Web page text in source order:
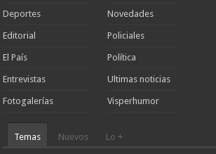
Deportes
Editorial
El País
Entrevistas
Fotogalerías
Novedades
Policiales
Política
Ultimas noticias
Visperhumor
Temas Nuevos Lo +